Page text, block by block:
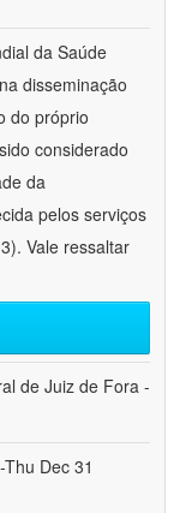
da Saúde
disseminação
do próprio
considerado
da
pelos serviços
Vale ressaltar
de Juiz de Fora -
Dec 31